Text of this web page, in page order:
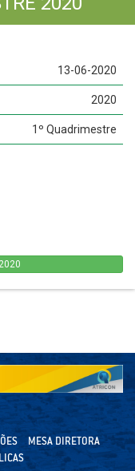
13-06-2020
2020
1º Quadrimestre
MESA DIRETORA